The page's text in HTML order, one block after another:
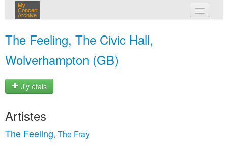
My
Concert
Archive
The Feeling, The Civic Hall,
Wolverhampton (GB)
J'y étais
Artistes
The Feeling, The Fray